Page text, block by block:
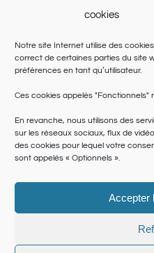
cookies
Notre site Internet utilise des
correct de certaines parties du site
préférences en tant qu’utilisateur.
Ces cookies appelés
En revanche, nous utilisons des
sur les réseaux sociaux, flux de
des cookies pour lequel votre
sont appelés « Optionnels ».
Accepter